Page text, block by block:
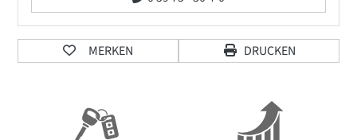
MERKEN DRUCKEN